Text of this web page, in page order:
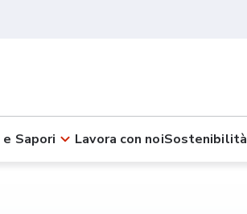
Sapori Lavora con noiSostenibilità